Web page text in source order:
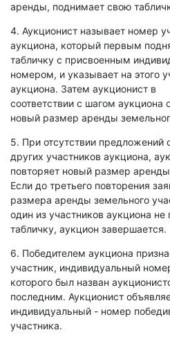
аренды, поднимает свою
4. Аукционист называет номер
аукциона, который первым
табличку с присвоенным
номером, и указывает на этого
аукциона. Затем аукционист в
соответствии с шагом аукциона
новый размер аренды
5. При отсутствии предложений
других участников аукциона,
повторяет новый размер
Если до третьего повторения
размера аренды земельного
один из участников аукциона не
табличку, аукцион завершается.
6. Победителем аукциона
участник, индивидуальный
которого был назван
последним. Аукционист
индивидуальный - номер
участника.